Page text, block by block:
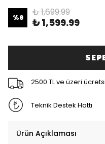
%6 ₺ 1,699.99
₺ 1,599.99
2500 TL ve üzeri
Teknik Destek Hattı
Ürün Açıklaması